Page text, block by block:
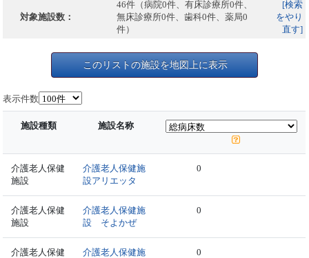
対象施設数：
46件（病院0件、有床診療所0件、
無床診療所0件、歯科0件、薬局0
件）
[検索
をやり
直す]
このリストの施設を地図上に表示
表示件数
施設種類 施設名称
介護老人保健
施設
介護老人保健施
設アリエッタ
0
介護老人保健
施設
介護老人保健施
設 そよかぜ
0
介護老人保健
介護老人保健施
0